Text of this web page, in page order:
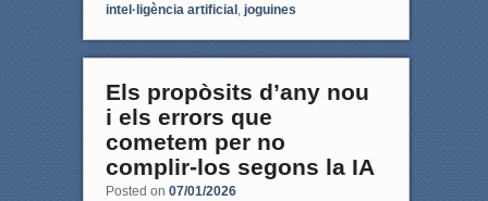
intel·ligència artificial , joguines
Els propòsits d’any nou
i els errors que
cometem per no
complir-los segons la IA
Posted on 07/01/2026